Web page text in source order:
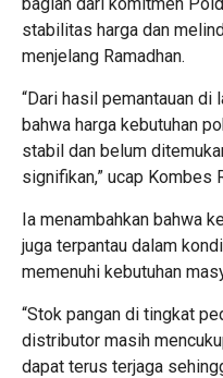
stabilitas harga dan
menjelang Ramadhan.
“Dari hasil pemantauan di
bahwa harga kebutuhan
stabil dan belum
signifikan,” ucap Kombes
Ia menambahkan bahwa
juga terpantau dalam
memenuhi kebutuhan
“Stok pangan di tingkat
distributor masih
dapat terus terjaga